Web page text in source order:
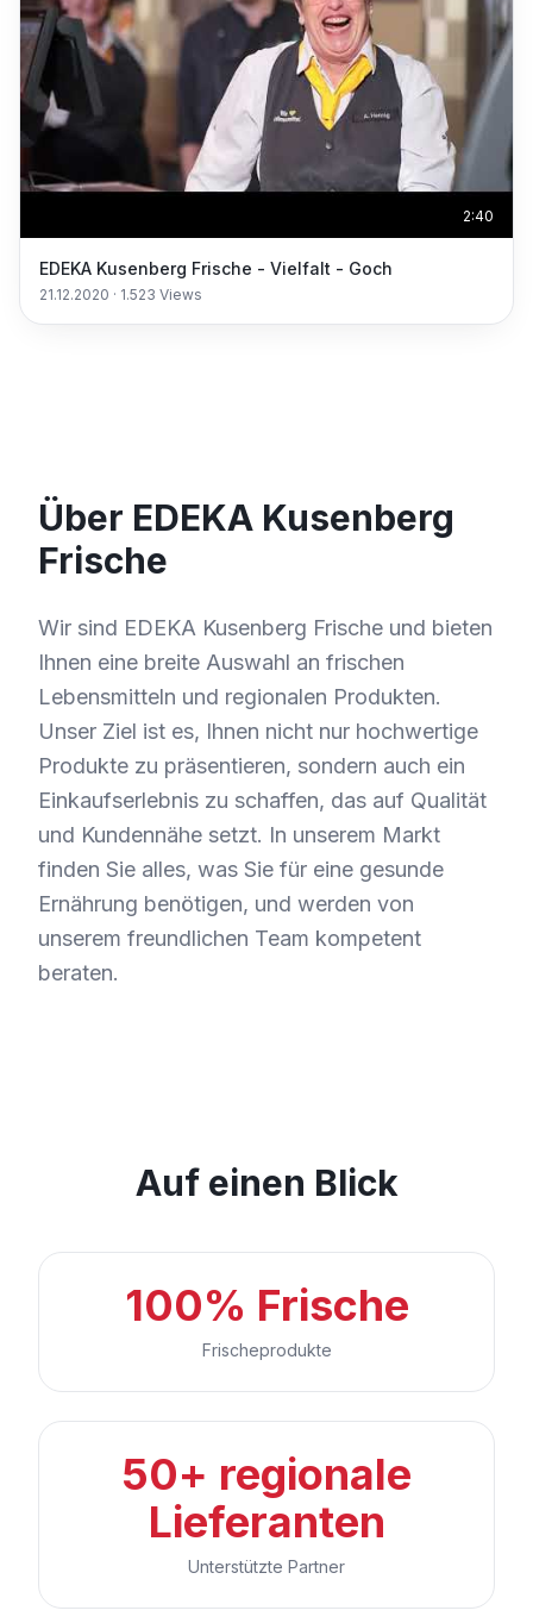
2:40
EDEKA Kusenberg Frische - Vielfalt - Goch
21.12.2020 · 1.523 Views
Über EDEKA Kusenberg
Frische
Wir sind EDEKA Kusenberg Frische und bieten
Ihnen eine breite Auswahl an frischen
Lebensmitteln und regionalen Produkten.
Unser Ziel ist es, Ihnen nicht nur hochwertige
Produkte zu präsentieren, sondern auch ein
Einkaufserlebnis zu schaffen, das auf Qualität
und Kundennähe setzt. In unserem Markt
finden Sie alles, was Sie für eine gesunde
Ernährung benötigen, und werden von
unserem freundlichen Team kompetent
beraten.
Auf einen Blick
100% Frische
Frischeprodukte
50+ regionale
Lieferanten
Unterstützte Partner